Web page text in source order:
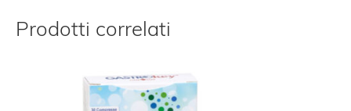
Prodotti correlati